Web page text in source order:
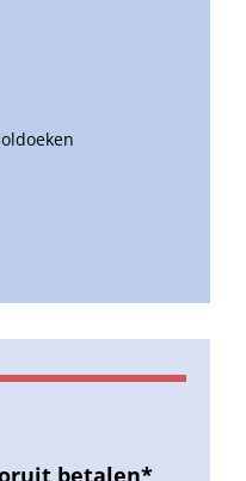
betalen*